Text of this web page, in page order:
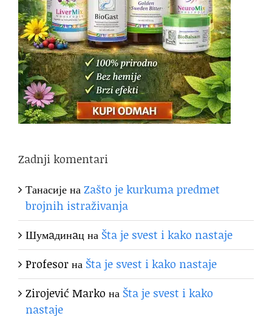
Zadnji komentari
ТанасијенаZašto je kurkuma predmet
brojnih istraživanja
Шумaдинaцна Šta je svest i kako nastaje
Profesorна Šta je svest i kako nastaje
Zirojević Marko на Šta je svest i kako
nastaje